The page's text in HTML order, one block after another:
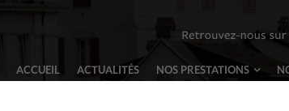
ACCUEIL ACTUALITÉS NOS PRESTATIONS